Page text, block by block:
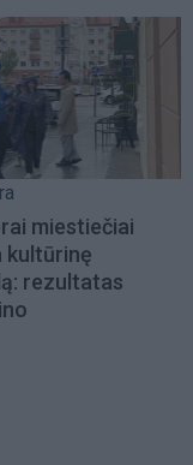
miestiečiai
kultūrinę
rezultatas